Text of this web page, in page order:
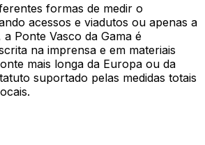
formas de medir o
acessos e viadutos ou apenas a
Ponte Vasco da Gama é
na imprensa e em materiais
mais longa da Europa ou da
suportado pelas medidas totais